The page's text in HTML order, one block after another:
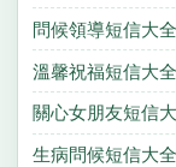
問候領導短信大全
溫馨祝福短信大全
關心女朋友短信
生病問候短信大全